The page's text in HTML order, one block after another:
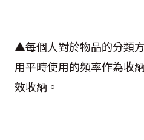
▲每個人對於物品的分類
用平時使用的頻率作為收
效收納。